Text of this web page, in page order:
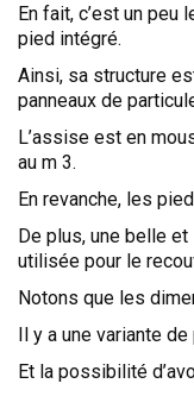
AMÉNAGEMENTS
AGENCEMENTS
DESIGN
CHAMBRES
En fait, c’est un peu
pied intégré.
Ainsi, sa structure
panneaux de
L’assise est en
au m 3.
En revanche, les
De plus, une belle
utilisée pour le
Notons que les
Il y a une variante
Et la possibilité